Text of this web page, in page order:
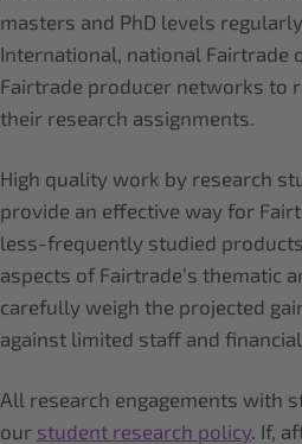
masters and PhD levels
International, national Fairtrade
Fairtrade producer networks to
their research assignments.
High quality work by research
provide an effective way for
less-frequently studied
aspects of Fairtrade’s thematic
carefully weigh the projected
against limited staff and
All research engagements with
our student research policy. If,